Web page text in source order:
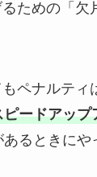
ための「欠
ペナルティ
ードアップ
るときにや